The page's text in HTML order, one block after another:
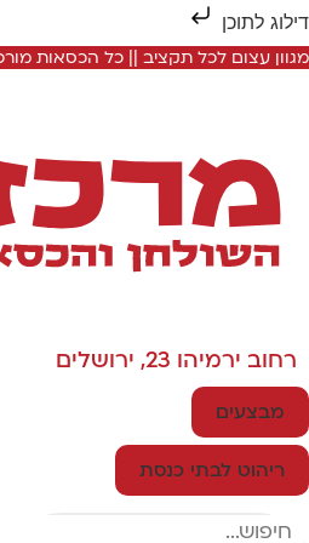
דילוג לתוכן
מגוון עצום לכל תקציב || כל הכסאות
רחוב ירמיהו 23, ירושלים
מבצעים
ריהוט לבתי כנסת
Search